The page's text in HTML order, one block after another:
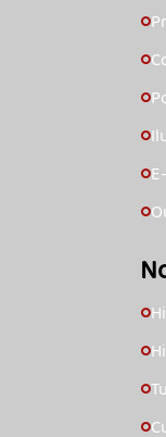
🞇
🞇
🞇
🞇
🞇
🞇
🞇
🞇
🞇
🞇